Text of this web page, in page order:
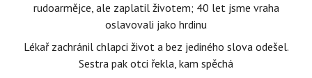
rudoarmějce, ale zaplatil životem; 40 let jsme vraha
oslavovali jako hrdinu
Lékař zachránil chlapci život a bez jediného slova odešel.
Sestra pak otci řekla, kam spěchá